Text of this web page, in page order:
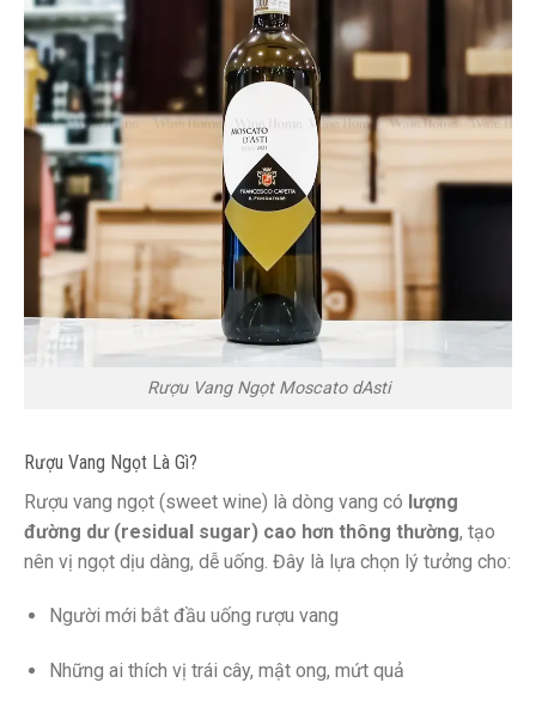
Rượu Vang Ngọt Moscato dAsti
Rượu Vang Ngọt Là Gì?
Rượu vang ngọt (sweet wine) là dòng vang có lượng
đường dư (residual sugar) cao hơn thông thường, tạo
nên vị ngọt dịu dàng, dễ uống. Đây là lựa chọn lý tưởng cho:
Người mới bắt đầu uống rượu vang
Những ai thích vị trái cây, mật ong, mứt quả